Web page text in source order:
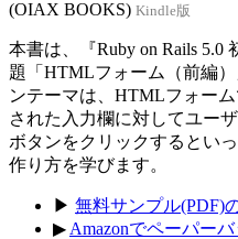
(OIAX BOOKS) Kindle版
本書は、『Ruby on Rails 5.0
題「HTMLフォーム（前編
ンテーマは、HTMLフォー
された入力欄に対してユー
ボタンをクリックするとい
作り方を学びます。
▶ 無料サンプル(PDF)
▶ Amazonでペーパー